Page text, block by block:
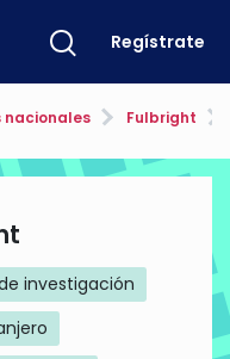
Regístrate
nacionales Fulbright
investigación